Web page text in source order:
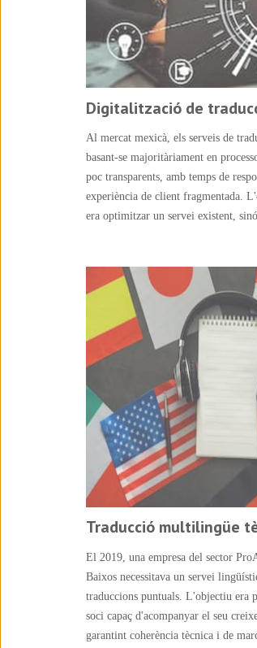
Digitalització de
Al mercat mexicà, els serveis de
basant-se majoritàriament en
poc transparents, amb temps de
experiència de client fragmentada.
era optimitzar un servei existent,
Traducció multilingüe
El 2019, una empresa del sector
Baixos necessitava un servei
traduccions puntuals. L'objectiu era
soci capaç d'acompanyar el seu
garantint coherència tècnica i de